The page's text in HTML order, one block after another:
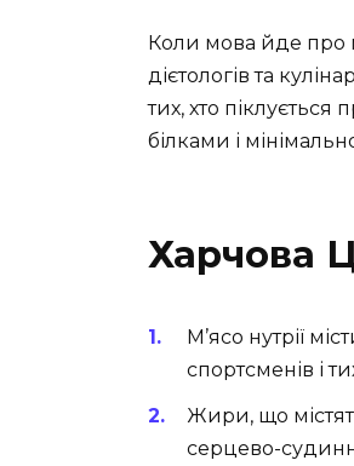
Коли мова йде про
дієтологів та
тих, хто
білками і
Харчова
М’ясо нутрії
спортсменів і
Жири, що
серцево-